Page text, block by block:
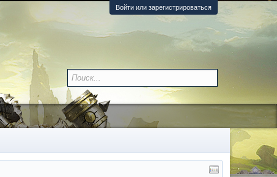
Войти или зарегистрироваться